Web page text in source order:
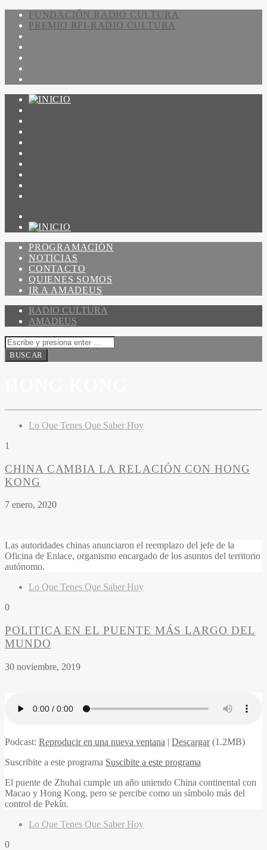
FUNDACIÓN RADIO CULTURA
PREMIO RFI-RADIO CULTURA
PROGRAMACIÓN
NOTICIAS
CONTACTO
QUIENES SOMOS
IR A AMADEUS
RADIO CULTURA
AMADEUS
Lo Que Tenes Que Saber Hoy
1
CHINA CAMBIA LA RELACIÓN CON HONG
KONG
7 enero, 2020
Las autoridades chinas anunciaron el reemplazo del jefe de la
Oficina de Enlace, organismo encargado de los asuntos del territorio
autónomo.
Lo Que Tenes Que Saber Hoy
0
POLITICA EN EL PUENTE MÁS LARGO DEL
MUNDO
30 noviembre, 2019
Podcast: Reproducir en una nueva ventana | Descargar(1.2MB)
Suscribite a este programa Suscibite a este programa
El puente de Zhuhai cumple un año uniendo China continental con
Macao y Hong Kong, pero se percibe como un símbolo más del
control de Pekín.
Lo Que Tenes Que Saber Hoy
0